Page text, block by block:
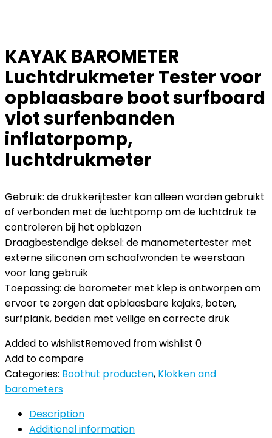
KAYAK BAROMETER
Luchtdrukmeter Tester voor
opblaasbare boot surfboard
vlot surfenbanden
inflatorpomp,
luchtdrukmeter
Gebruik: de drukkerijtester kan alleen worden gebruikt
of verbonden met de luchtpomp om de luchtdruk te
controleren bij het opblazen
Draagbestendige deksel: de manometertester met
externe siliconen om schaafwonden te weerstaan ​​
voor lang gebruik
Toepassing: de barometer met klep is ontworpen om
ervoor te zorgen dat opblaasbare kajaks, boten,
surfplank, bedden met veilige en correcte druk
Added to wishlistRemoved from wishlist 0
Add to compare
Categories: Boothut producten, Klokken and
barometers
Description
Additional information